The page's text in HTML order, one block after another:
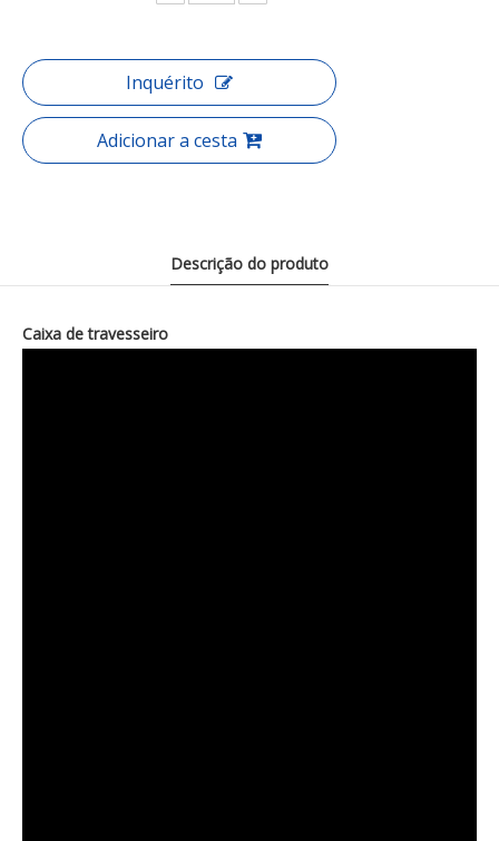
Inquérito
Adicionar a cesta
Descrição do produto
Caixa de travesseiro